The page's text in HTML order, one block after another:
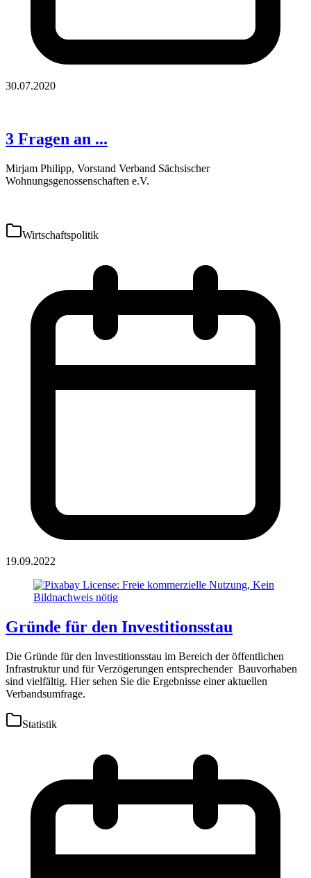
30.07.2020
3 Fragen an ...
Mirjam Philipp, Vorstand Verband Sächsischer
Wohnungsgenossenschaften e.V.
Wirtschaftspolitik
19.09.2022
Gründe für den Investitionsstau
Die Gründe für den Investitionsstau im Bereich der öffentlichen
Infrastruktur und für Verzögerungen entsprechender Bauvorhaben
sind vielfältig. Hier sehen Sie die Ergebnisse einer aktuellen
Verbandsumfrage.
Statistik